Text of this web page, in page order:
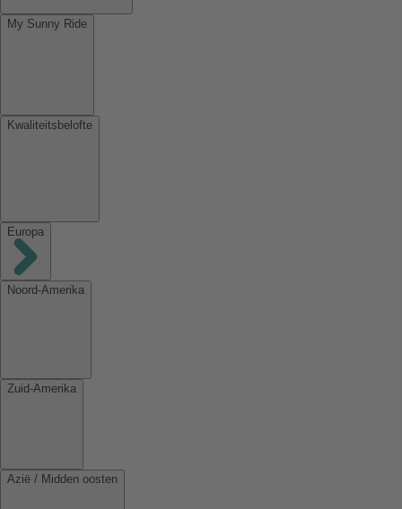
My Sunny Ride
Kwaliteitsbelofte
Europa
Noord-Amerika
Zuid-Amerika
Azië / Midden oosten